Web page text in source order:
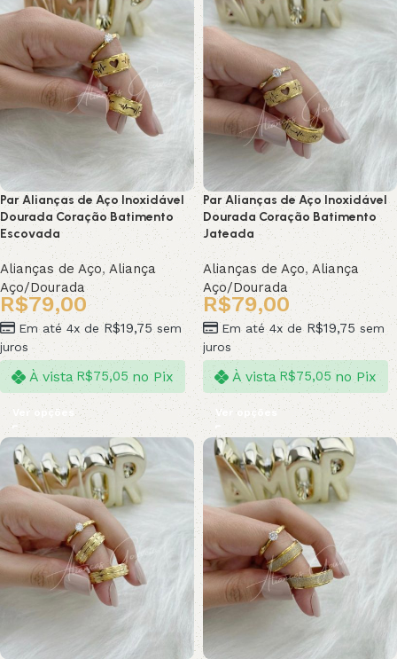
Par Alianças de Aço Inoxidável
Dourada Coração Batimento
Escovada
Alianças de Aço, Aliança
Aço/Dourada
R$79,00
Em até 4x deR$19,75sem
juros
À vista R$75,05 no Pix
Ver opções
Par Alianças de Aço Inoxidável
Dourada Coração Batimento
Jateada
Alianças de Aço, Aliança
Aço/Dourada
R$79,00
Em até 4x de R$19,75sem
juros
À vista R$75,05 no Pix
Ver opções